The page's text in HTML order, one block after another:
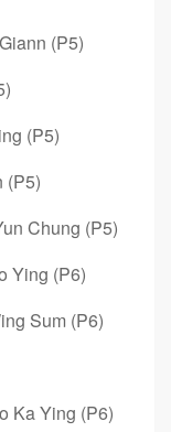
(P5)
(P5)
(P5)
Chung (P5)
Ying (P6)
Sum (P6)
Ka Ying (P6)